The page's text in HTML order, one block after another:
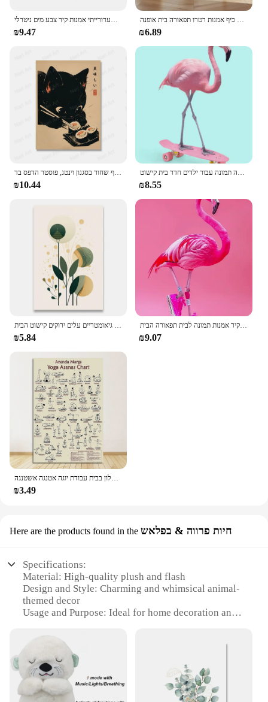
קיר אסתטי מינימליסטי שערורייתי אמנות קיר צבע מים ניטרלי hd הדפסים פוסטר hd דף הבית חדר שינה תפאורה
₪9.47
מקלחת קריוקי כרטיס הדפסה חדר אמבטיה וינטג 'קרם אסתטי מקלחת שירה קיר כיף אמנות רטרו תפאורה בית אופנה
₪6.89
סושי יפני בעל חיים חמוד שף שחור בסגנון וינטג, פוסטר הדפס בד hd בד hd, בית, סלון, קישוט חדר
₪10.44
אופנה מצחיק ג 'ירפה זברה פלמינגו פוסטר מסיבת חיות בד ציור קיר אמנות הדפסה תמונה עבור ילדים חדר בית קישוט
₪8.55
₪5.84
מצחיק חמוד בועה חיה מסיבת דיסקו פוסטרים ורוד חתלתול לאמה קואלה הדפסים בד הדפס קיר אמנות תמונה לבית תפאורה הבית
₪9.07
₪3.49
Here are the products found in the חיות פרווה & בפלאש
Specifications:
Material: High-quality plush and flash
Design and Style: Charming and whimsical animal-
themed decor
Usage and Purpose: Ideal for home decoration and
spaces
Performance and Property: Durable and soft to the
touch
Parts and Accessories: Includes multiple pieces for
a complete set